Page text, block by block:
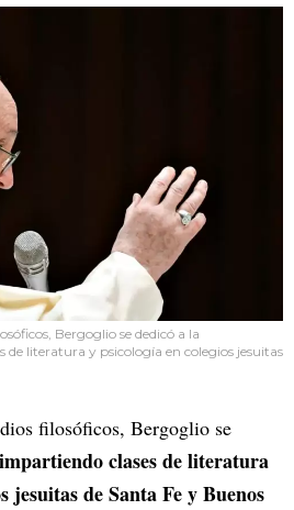
Bergoglio se dedicó a la
de literatura y psicología en colegios jesuitas
filosóficos, Bergoglio se
impartiendo clases de literatura
jesuitas de Santa Fe y Buenos